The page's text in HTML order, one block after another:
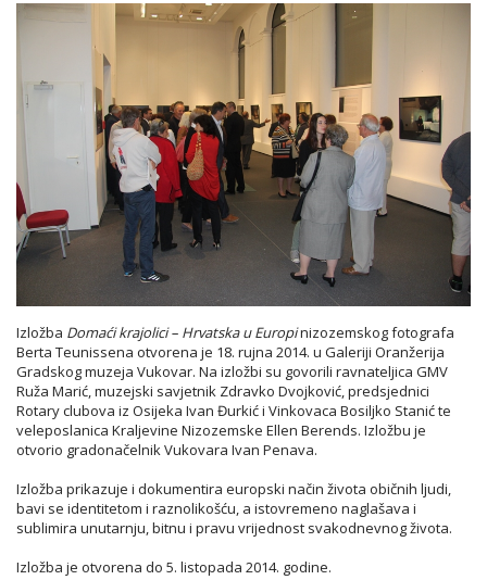
Izložba Domaći krajolici – Hrvatska u Europinizozemskog fotografa
Berta Teunissena otvorena je 18. rujna 2014. u Galeriji Oranžerija
Gradskog muzeja Vukovar. Na izložbi su govorili ravnateljica GMV
Ruža Marić, muzejski savjetnik Zdravko Dvojković, predsjednici
Rotary clubova iz Osijeka Ivan Đurkić i Vinkovaca Bosiljko Stanić te
veleposlanica Kraljevine Nizozemske Ellen Berends. Izložbu je
otvorio gradonačelnik Vukovara Ivan Penava.
Izložba prikazuje i dokumentira europski način života običnih ljudi,
bavi se identitetom i raznolikošću, a istovremeno naglašava i
sublimira unutarnju, bitnu i pravu vrijednost svakodnevnog života.
Izložba je otvorena do 5. listopada 2014. godine.